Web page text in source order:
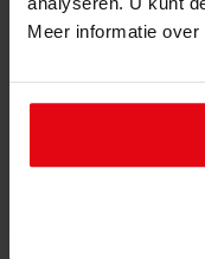
Meer informatie
Plaatsingslijst